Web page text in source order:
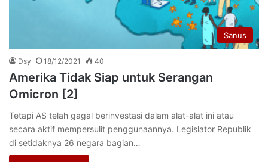
Sanus
Dsy 18/12/2021 40
Amerika Tidak Siap untuk Serangan
Omicron [2]
Tetapi AS telah gagal berinvestasi dalam alat-alat ini atau
secara aktif mempersulit penggunaannya. Legislator Republik
di setidaknya 26 negara bagian…